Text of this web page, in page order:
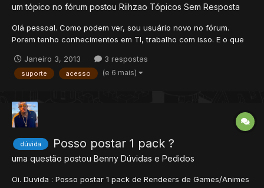
um tópico no fórum postou Riihzao Tópicos Sem Resposta
Olá pessoal. Como podem ver, sou usuário novo no fórum.
Porem tenho conhecimentos em TI, trabalho com isso. E o que
numérico no config.lua, configurei o host no 'no-ip.com' e baixei
o software pra ele ficar pegando automaticament...
Janeiro 3, 2013 3 respostas
suporte acesso (e 6 mais)
dúvida Posso postar 1 pack ?
uma questão postou Benny Dúvidas e Pedidos
Oi. Duvida : Posso postar 1 pack de Rendeers de Games/Animes